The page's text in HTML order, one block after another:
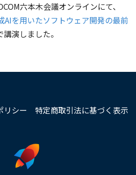
六本木会議オンラインにて、
AIを用いたソフトウェア開発の最前
演しました。
リシー 特定商取引法に基づく表示